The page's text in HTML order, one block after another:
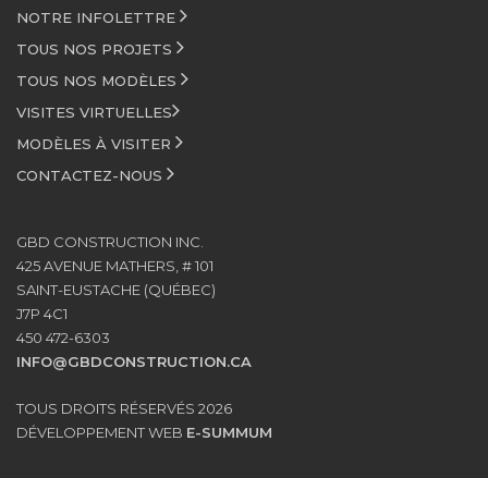
NOTRE INFOLETTRE
TOUS NOS PROJETS
TOUS NOS MODÈLES
VISITES VIRTUELLES
MODÈLES À VISITER
CONTACTEZ-NOUS
GBD CONSTRUCTION INC.
425 AVENUE MATHERS, # 101
SAINT-EUSTACHE (QUÉBEC)
J7P 4C1
450 472-6303
INFO@GBDCONSTRUCTION.CA
TOUS DROITS RÉSERVÉS 2026
DÉVELOPPEMENT WEB E-SUMMUM